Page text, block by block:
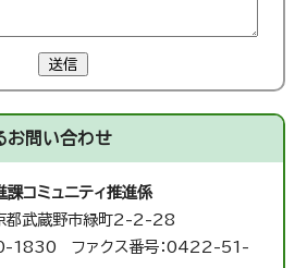
送信
お問い合わせ
課コミュニティ推進係
武蔵野市緑町2-2-28
1830 ファクス番号：0422-51-